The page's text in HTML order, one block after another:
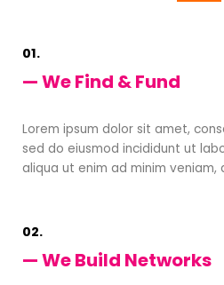
01.
— We Find & Fund
Lorem ipsum dolor sit amet,
sed do eiusmod incididunt ut
aliqua ut enim ad minim veniam,
02.
— We Build Networks